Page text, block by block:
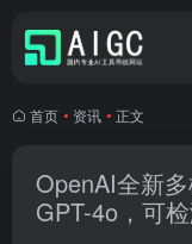
首页 • 资讯 • 正文
OpenAI全新
GPT-4o，可